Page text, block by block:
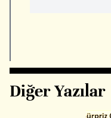
Diğer Yazılar